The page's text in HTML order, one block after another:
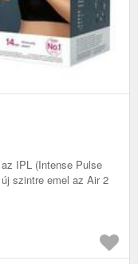
IPL (Intense Pulse
szintre emel az Air 2